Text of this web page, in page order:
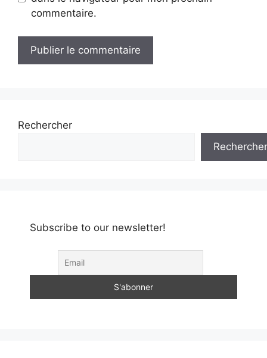
commentaire.
Rechercher
Rechercher
Subscribe to our newsletter!